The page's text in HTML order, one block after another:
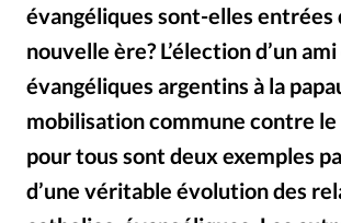
Se connecter
Édition: Internationale
Devise: CHF
RUBRIQUES
Tous les articles
Actualité chrétienne
Actualité internationale
Chronique
évangéliques sont-elles entrées
nouvelle ère? L’élection d’un ami
évangéliques argentins à la
mobilisation commune contre
pour tous sont deux exemples
d’une véritable évolution des